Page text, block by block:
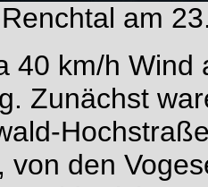
am
40 km/h Wind
Zunächst
von den